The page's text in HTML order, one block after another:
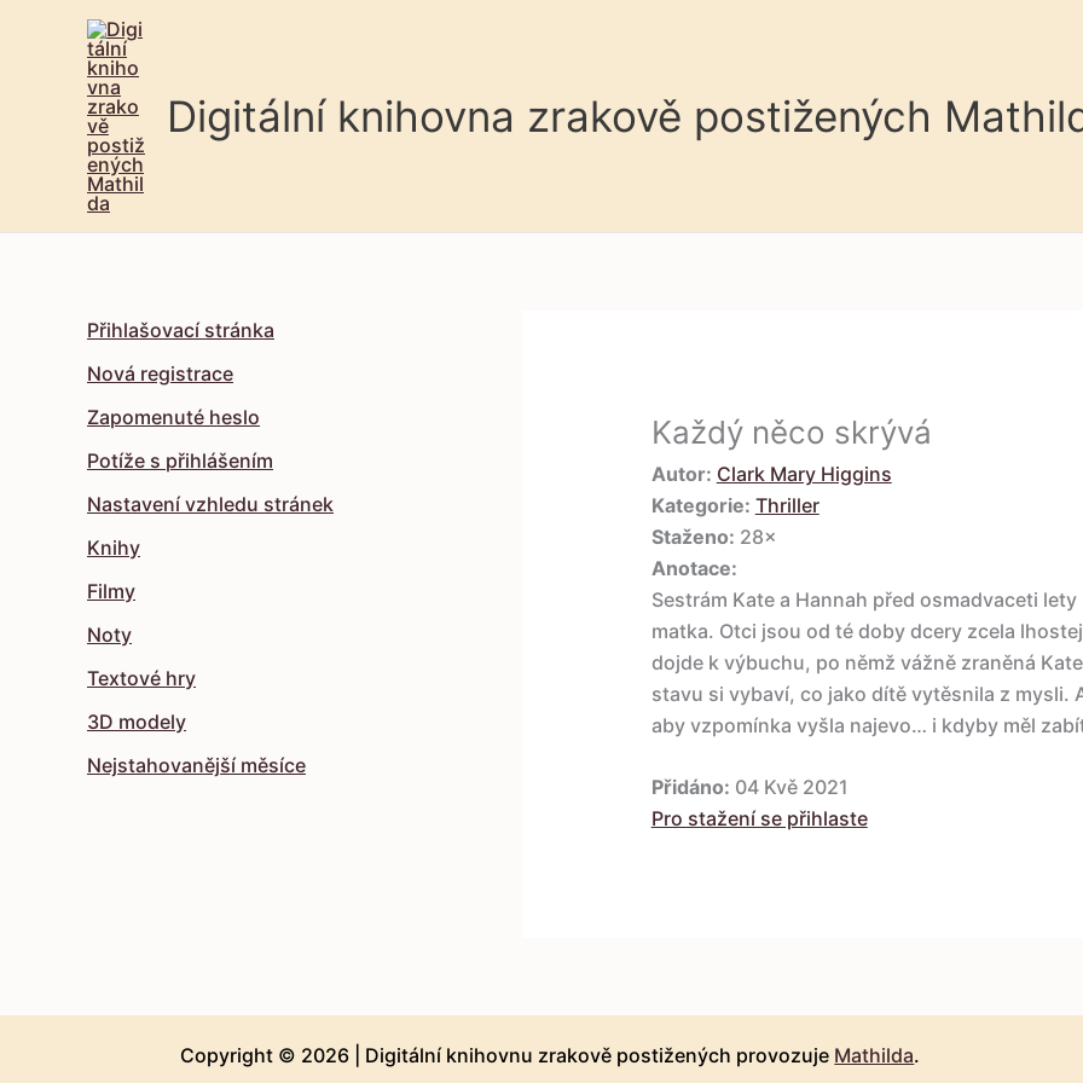
Digitální knihovna zrakově postižených
Přihlašovací stránka
Nová registrace
Zapomenuté heslo
Potíže s přihlášením
Nastavení vzhledu stránek
Knihy
Filmy
Noty
Textové hry
3D modely
Nejstahovanější měsíce
Každý něco skrývá
Autor: Clark Mary Higgins
Kategorie: Thriller
Staženo: 28×
Anotace:
Sestrám Kate a Hannah před osmadvaceti
matka. Otci jsou od té doby dcery zcela
dojde k výbuchu, po němž vážně zraněná
stavu si vybaví, co jako dítě vytěsnila z mysli.
aby vzpomínka vyšla najevo… i kdyby měl
Přidáno: 04 Kvě 2021
Pro stažení se přihlaste
Copyright © 2026 | Digitální knihovnu zrakově postižených provozuje Mathilda.